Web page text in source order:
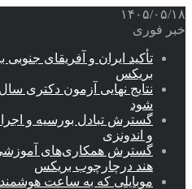
۱۴۰۵/۰۵/۱۸
خبر فوری
تأکید ایران و آفریقای
بریکس
شود
گسترش تبادل بورسیه و
و اندونزی
گسترش همکاری‌های
هند درچارچوب بریکس
موبایلی که به ساعت